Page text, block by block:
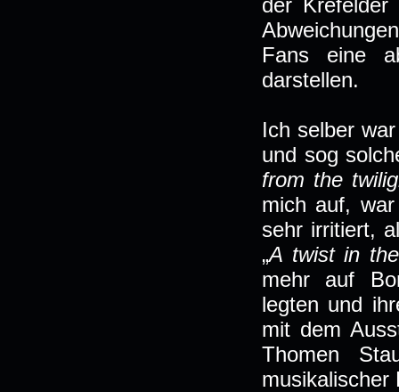
der Krefelder
Fans eine
darstellen.
Ich selber
und sog
from the
mich auf,
sehr irritiert,
„A twist in
mehr auf
legten und
mit dem
Thomen
musikalischer